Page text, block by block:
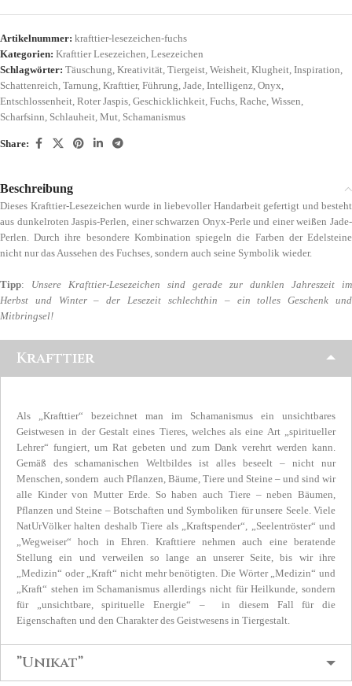
Artikelnummer: krafttier-lesezeichen-fuchs
Kategorien: Krafttier Lesezeichen, Lesezeichen
Schlagwörter: Täuschung, Kreativität, Tiergeist, Weisheit, Klugheit, Inspiration,
Schattenreich, Tarnung, Krafttier, Führung, Jade, Intelligenz, Onyx,
Entschlossenheit, Roter Jaspis, Geschicklichkeit, Fuchs, Rache, Wissen,
Scharfsinn, Schlauheit, Mut, Schamanismus
Share:
Beschreibung
Dieses Krafttier-Lesezeichen wurde in liebevoller Handarbeit gefertigt und besteht
aus dunkelroten Jaspis-Perlen, einer schwarzen Onyx-Perle und einer weißen Jade-
Perlen. Durch ihre besondere Kombination spiegeln die Farben der Edelsteine
nicht nur das Aussehen des Fuchses, sondern auch seine Symbolik wieder.
Tipp: Unsere Krafttier-Lesezeichen sind gerade zur dunklen Jahreszeit im
Herbst und Winter – der Lesezeit schlechthin – ein tolles Geschenk und
Mitbringsel!
Krafttier
Als „Krafttier“ bezeichnet man im Schamanismus ein unsichtbares
Geistwesen in der Gestalt eines Tieres, welches als eine Art „spiritueller
Lehrer“ fungiert, um Rat gebeten und zum Dank verehrt werden kann.
Gemäß des schamanischen Weltbildes ist alles beseelt – nicht nur
Menschen, sondern auch Pflanzen, Bäume, Tiere und Steine – und sind wir
alle Kinder von Mutter Erde. So haben auch Tiere – neben Bäumen,
Pflanzen und Steine – Botschaften und Symboliken für unsere Seele. Viele
NatUrVölker halten deshalb Tiere als „Kraftspender“, „Seelentröster“ und
„Wegweiser“ hoch in Ehren. Krafttiere nehmen auch eine beratende
Stellung ein und verweilen so lange an unserer Seite, bis wir ihre
„Medizin“ oder „Kraft“ nicht mehr benötigten. Die Wörter „Medizin“ und
„Kraft“ stehen im Schamanismus allerdings nicht für Heilkunde, sondern
für „unsichtbare, spirituelle Energie“ – in diesem Fall für die
Eigenschaften und den Charakter des Geistwesens in Tiergestalt.
”Unikat”